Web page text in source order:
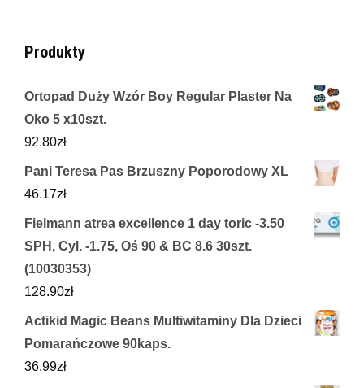
Produkty
Ortopad Duży Wzór Boy Regular Plaster Na
Oko 5 x10szt.
92.80zł
Pani Teresa Pas Brzuszny Poporodowy XL
46.17zł
Fielmann atrea excellence 1 day toric -3.50
SPH, Cyl. -1.75, Oś 90 & BC 8.6 30szt.
(10030353)
128.90zł
Actikid Magic Beans Multiwitaminy Dla Dzieci
Pomarańczowe 90kaps.
36.99zł